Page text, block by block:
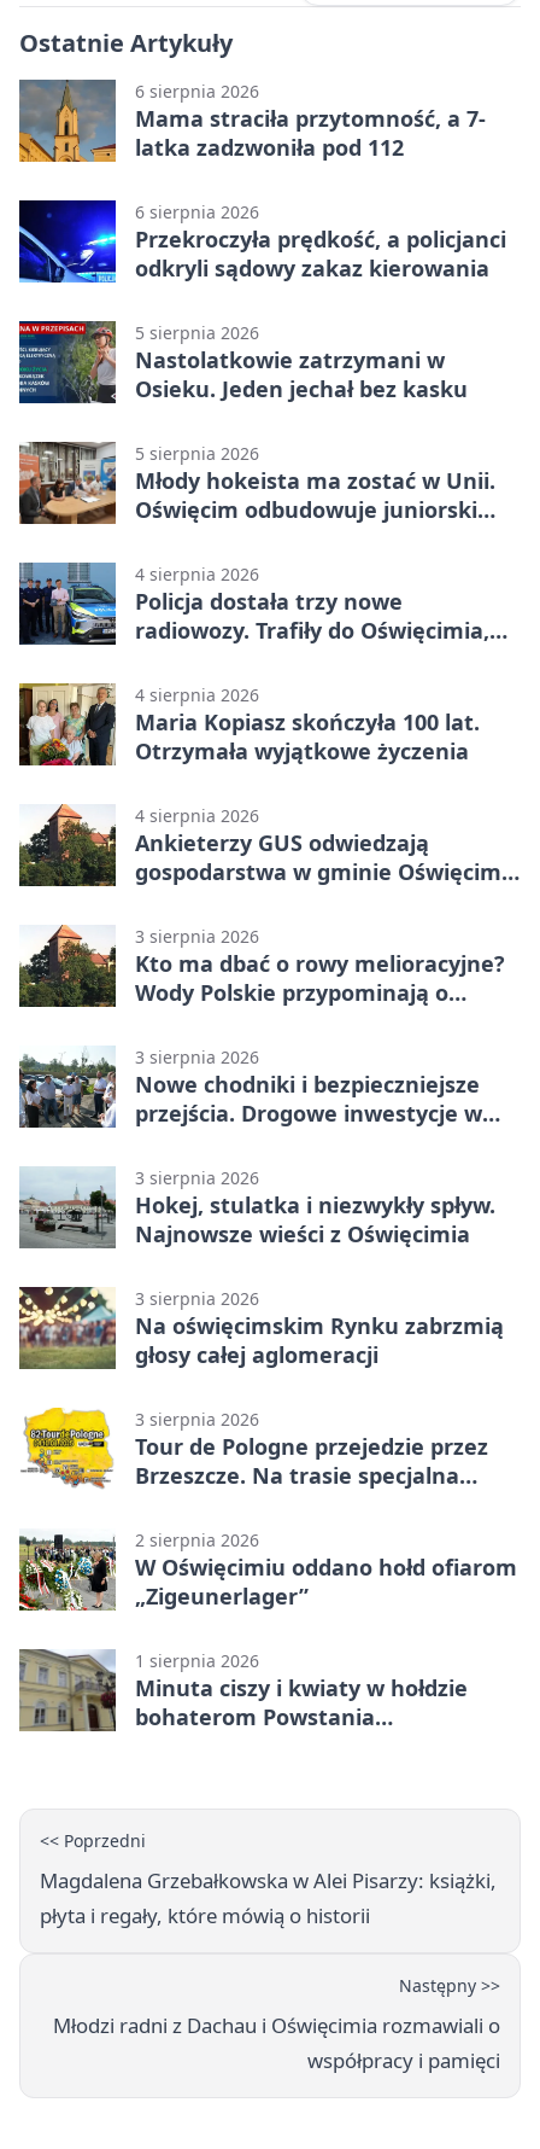
Ostatnie Artykuły
6 sierpnia 2026
Mama straciła przytomność, a 7-
latka zadzwoniła pod 112
6 sierpnia 2026
Przekroczyła prędkość, a policjanci
odkryli sądowy zakaz kierowania
5 sierpnia 2026
Nastolatkowie zatrzymani w
Osieku. Jeden jechał bez kasku
5 sierpnia 2026
Młody hokeista ma zostać w Unii.
Oświęcim odbudowuje juniorski
4 sierpnia 2026
Policja dostała trzy nowe
radiowozy. Trafiły do Oświęcimia,
4 sierpnia 2026
Maria Kopiasz skończyła 100 lat.
Otrzymała wyjątkowe życzenia
4 sierpnia 2026
Ankieterzy GUS odwiedzają
gospodarstwa w gminie Oświęcim.
3 sierpnia 2026
Kto ma dbać o rowy melioracyjne?
Wody Polskie przypominają o
3 sierpnia 2026
Nowe chodniki i bezpieczniejsze
przejścia. Drogowe inwestycje w
3 sierpnia 2026
Hokej, stulatka i niezwykły spływ.
Najnowsze wieści z Oświęcimia
3 sierpnia 2026
Na oświęcimskim Rynku zabrzmią
głosy całej aglomeracji
3 sierpnia 2026
Tour de Pologne przejedzie przez
Brzeszcze. Na trasie specjalna
2 sierpnia 2026
W Oświęcimiu oddano hołd ofiarom
„Zigeunerlager”
1 sierpnia 2026
Minuta ciszy i kwiaty w hołdzie
bohaterom Powstania
<< Poprzedni
Magdalena Grzebałkowska w Alei Pisarzy: książki,
płyta i regały, które mówią o historii
Następny >>
Młodzi radni z Dachau i Oświęcimia rozmawiali o
współpracy i pamięci